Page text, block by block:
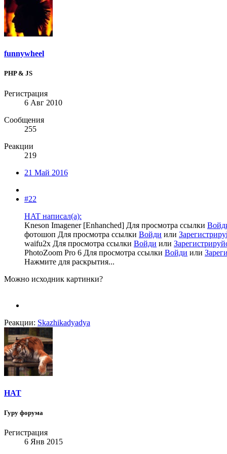
funnywheel
PHP & JS
Регистрация
6 Авг 2010
Сообщения
255
Реакции
219
21 Май 2016
#22
HAT написал(а):
Kneson Imagener [Enhanched] Для просмотра ссылки
фотошоп Для просмотра ссылки Войди или
waifu2x Для просмотра ссылки Войди или
PhotoZoom Pro 6 Для просмотра ссылки Войди или
Нажмите для раскрытия...
Можно исходник картинки?
Реакции: Skazhikadyadya
HAT
Гуру форума
Регистрация
6 Янв 2015